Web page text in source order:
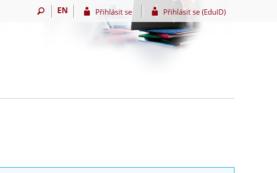
EN Přihlásit se Přihlásit se (EduID)